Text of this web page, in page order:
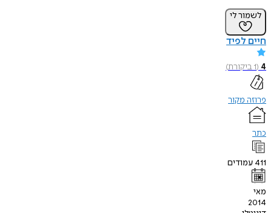
לשמור לי
חיים לפיד
4
(
1ביקורת)
פרוזה מקור
כתר
411 עמודים
מאי
2014